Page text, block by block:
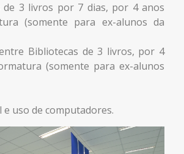
de 3 livros por 7 dias, por 4 anos
(somente para ex-alunos da
Bibliotecas de 3 livros, por 4
(somente para ex-alunos
e uso de computadores.